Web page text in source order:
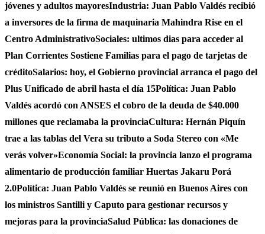
jóvenes y adultos mayoresIndustria: Juan Pablo Valdés recibió
a inversores de la firma de maquinaria Mahindra Rise en el
Centro AdministrativoSociales: ultimos dias para acceder al
Plan Corrientes Sostiene Familias para el pago de tarjetas de
créditoSalarios: hoy, el Gobierno provincial arranca el pago del
Plus Unificado de abril hasta el día 15Política: Juan Pablo
Valdés acordó con ANSES el cobro de la deuda de $40.000
millones que reclamaba la provinciaCultura: Hernán Piquín
trae a las tablas del Vera su tributo a Soda Stereo con «Me
verás volver»Economía Social: la provincia lanzo el programa
alimentario de producción familiar Huertas Jakaru Porá
2.0Política: Juan Pablo Valdés se reunió en Buenos Aires con
los ministros Santilli y Caputo para gestionar recursos y
mejoras para la provinciaSalud Pública: las donaciones de